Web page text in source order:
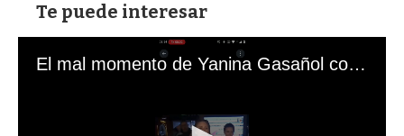
Te puede interesar
El mal momento de Yanina Gasañol con un hincha argentino en "Subrayado"